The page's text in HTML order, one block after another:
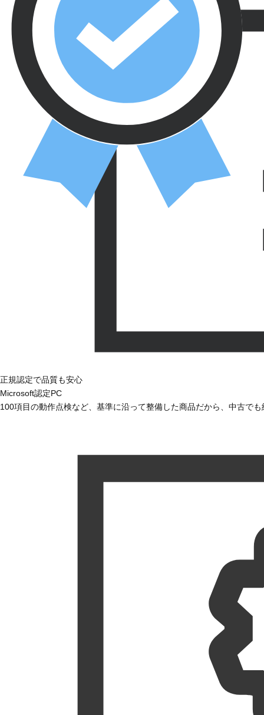
正規認定で品質も安心
Microsoft認定PC
100項目の動作点検など、基準に沿って整備した商品だから、中古で